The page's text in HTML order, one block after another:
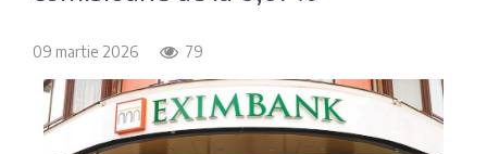
OTP Bank
ProCredit Bank
09 martie 2026 79